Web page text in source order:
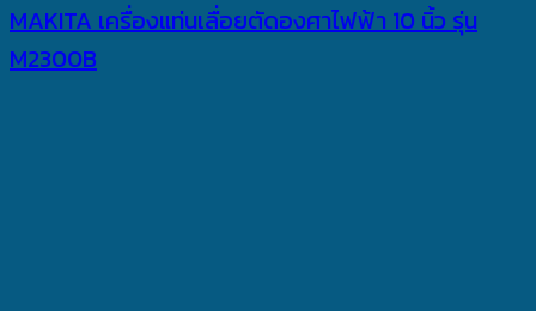
MAKITA เครื่องแท่นเลื่อยตัดองศาไฟฟ้า 10 นิ้ว รุ่น
M2300B